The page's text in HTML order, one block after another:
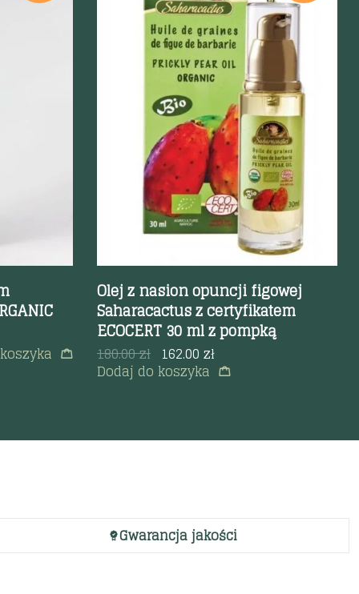
Szybki podgląd
Olej z nasion opuncji figowej
Saharacactus z certyfikatem
ECOCERT 30 ml z pompką
180.00zł 162.00 zł
Dodaj do koszyka
Gwarancja jakości